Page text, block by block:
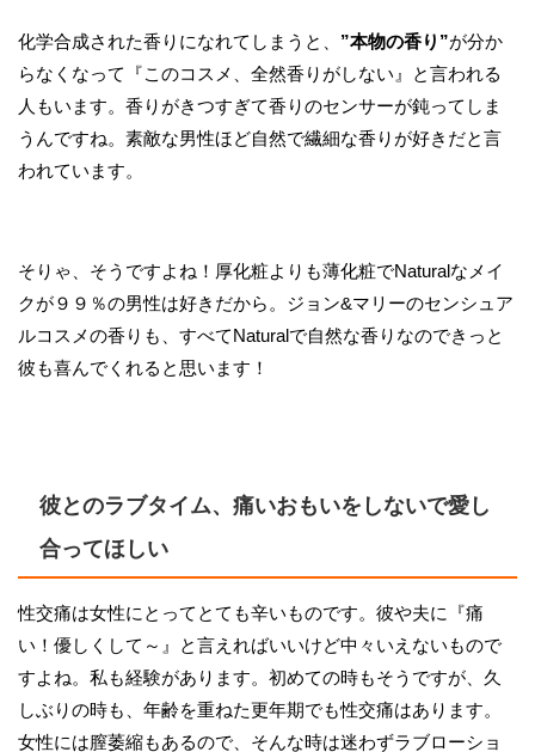
化学合成された香りになれてしまうと、 ”本物の香り”が分か
らなくなって『このコスメ、全然香りがしない』と言われる
人もいます。香りがきつすぎて香りのセンサーが鈍ってしま
うんですね。素敵な男性ほど自然で繊細な香りが好きだと言
われています。
そりゃ、そうですよね！厚化粧よりも薄化粧でNaturalなメイ
クが９９％の男性は好きだから。ジョン&マリーのセンシュア
ルコスメの香りも、すべてNaturalで自然な香りなのできっと
彼も喜んでくれると思います！
彼とのラブタイム、痛いおもいをしないで愛し
合ってほしい
性交痛は女性にとってとても辛いものです。彼や夫に『痛
い！優しくして～』と言えればいいけど中々いえないもので
すよね。私も経験があります。初めての時もそうですが、久
しぶりの時も、年齢を重ねた更年期でも性交痛はあります。
女性には膣萎縮もあるので、そんな時は迷わずラブローショ